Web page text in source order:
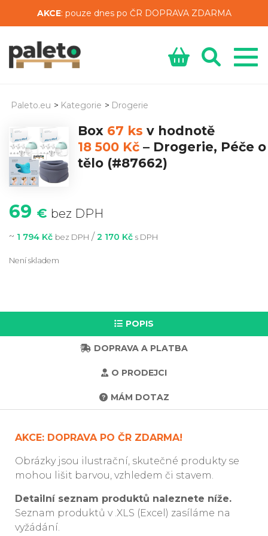
AKCE: pouze dnes po ČR DOPRAVA ZDARMA
Paleto.eu > Kategorie > Drogerie
Box 67 ks v hodnotě
18 500 Kč – Drogerie, Péče o
tělo (#87662)
69 € bez DPH
~ 1 794 Kč bez DPH / 2 170 Kč s DPH
Není skladem
POPIS
DOPRAVA A PLATBA
O PRODEJCI
MÁM DOTAZ
AKCE: DOPRAVA PO ČR ZDARMA!
Obrázky jsou ilustrační, skutečné produkty se
mohou lišit barvou, vzhledem či stavem.
Detailní seznam produktů naleznete níže.
Seznam produktů v .XLS (Excel) zasíláme na
vyžádání.